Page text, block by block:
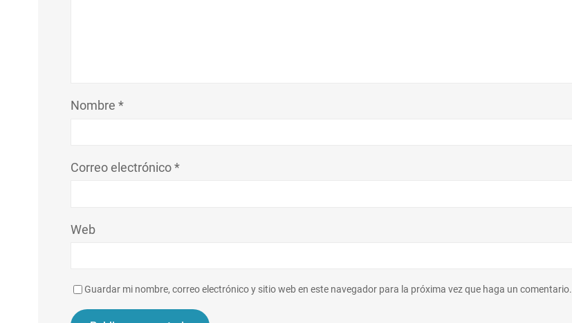
Nombre*
Correo electrónico*
Web
Guardar mi nombre, correo electrónico y sitio web en este navegador para la próxima vez que haga un comentario.